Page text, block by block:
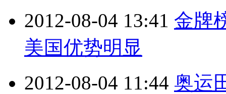
2012-08-04 13:41 金牌
美国优势明显
2012-08-04 11:44 奥运